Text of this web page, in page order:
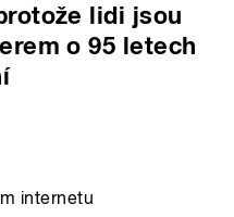
lidi jsou
o 95 letech
internetu